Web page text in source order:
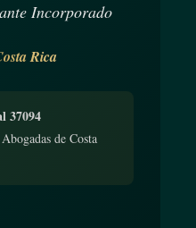
Incorporado
Rica
37094
de Costa